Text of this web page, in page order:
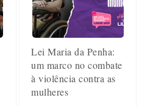
Lei Maria da Penha:
um marco no combate
à violência contra as
mulheres